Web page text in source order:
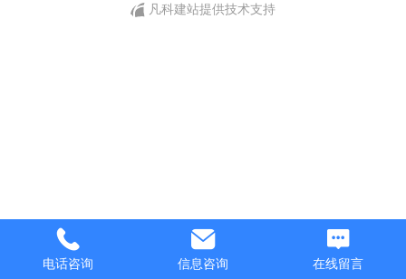
凡科建站提供技术支持
电话咨询 信息咨询 在线留言